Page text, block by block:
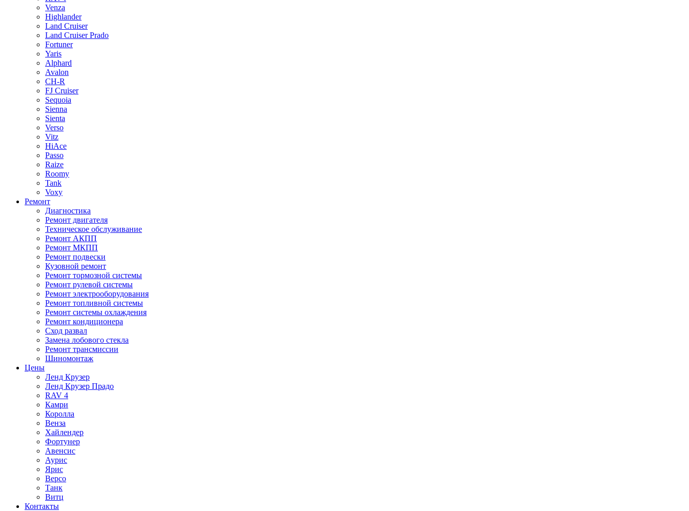
Venza
Highlander
Land Cruiser
Land Cruiser Prado
Fortuner
Yaris
Alphard
Avalon
CH-R
FJ Cruiser
Sequoia
Sienna
Sienta
Verso
Vitz
HiAce
Passo
Raize
Roomy
Tank
Voxy
Ремонт
Диагностика
Ремонт двигателя
Техническое обслуживание
Ремонт АКПП
Ремонт МКПП
Ремонт подвески
Кузовной ремонт
Ремонт тормозной системы
Ремонт рулевой системы
Ремонт электрооборудования
Ремонт топливной системы
Ремонт системы охлаждения
Ремонт кондиционера
Сход развал
Замена лобового стекла
Ремонт трансмиссии
Шиномонтаж
Цены
Ленд Крузер
Ленд Крузер Прадо
RAV 4
Камри
Королла
Венза
Хайлендер
Фортунер
Авенсис
Аурис
Ярис
Версо
Танк
Витц
Контакты